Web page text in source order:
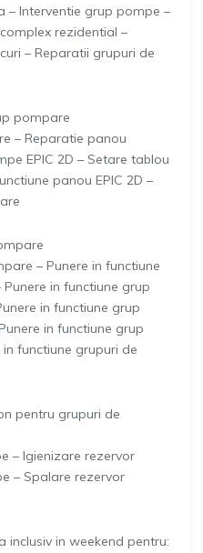
– Interventie grup pompe –
rezidential –
– Reparatii grupuri de
pompare
– Reparatie panou
EPIC 2D – Setare tablou
panou EPIC 2D –
– Punere in functiune
in functiune grup
in functiune grup
in functiune grup
functiune grupuri de
pentru grupuri de
– Igienizare rezervor
– Spalare rezervor
inclusiv in weekend pentru: